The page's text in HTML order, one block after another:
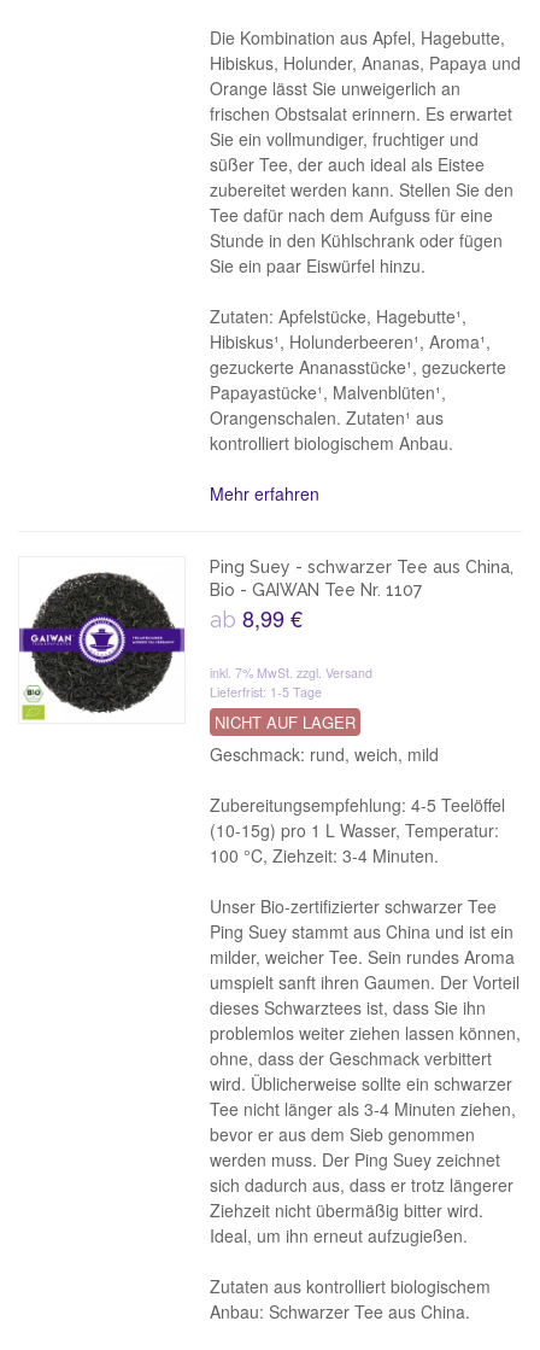
Die Kombination aus Apfel, Hagebutte,
Hibiskus, Holunder, Ananas, Papaya und
Orange lässt Sie unweigerlich an
frischen Obstsalat erinnern. Es erwartet
Sie ein vollmundiger, fruchtiger und
süßer Tee, der auch ideal als Eistee
zubereitet werden kann. Stellen Sie den
Tee dafür nach dem Aufguss für eine
Stunde in den Kühlschrank oder fügen
Sie ein paar Eiswürfel hinzu.
Zutaten: Apfelstücke, Hagebutte¹,
Hibiskus¹, Holunderbeeren¹, Aroma¹,
gezuckerte Ananasstücke¹, gezuckerte
Papayastücke¹, Malvenblüten¹,
Orangenschalen. Zutaten¹ aus
kontrolliert biologischem Anbau.
Mehr erfahren
Ping Suey - schwarzer Tee aus China,
Bio - GAIWAN Tee Nr. 1107
ab8,99 €
inkl. 7% MwSt.zzgl. Versand
Lieferfrist: 1-5 Tage
NICHT AUF LAGER
Geschmack: rund, weich, mild
Zubereitungsempfehlung: 4-5 Teelöffel
(10-15g) pro 1 L Wasser, Temperatur:
100 °C, Ziehzeit: 3-4 Minuten.
Unser Bio-zertifizierter schwarzer Tee
Ping Suey stammt aus China und ist ein
milder, weicher Tee. Sein rundes Aroma
umspielt sanft ihren Gaumen. Der Vorteil
dieses Schwarztees ist, dass Sie ihn
problemlos weiter ziehen lassen können,
ohne, dass der Geschmack verbittert
wird. Üblicherweise sollte ein schwarzer
Tee nicht länger als 3-4 Minuten ziehen,
bevor er aus dem Sieb genommen
werden muss. Der Ping Suey zeichnet
sich dadurch aus, dass er trotz längerer
Ziehzeit nicht übermäßig bitter wird.
Ideal, um ihn erneut aufzugießen.
Zutaten aus kontrolliert biologischem
Anbau: Schwarzer Tee aus China.